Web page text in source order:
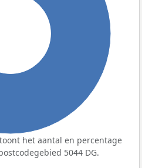
het aantal en percentage
5044 DG.